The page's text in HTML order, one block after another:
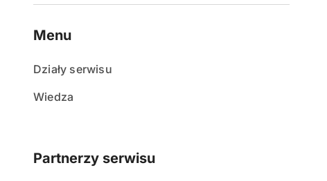
Menu
Działy serwisu
Wiedza
Partnerzy serwisu